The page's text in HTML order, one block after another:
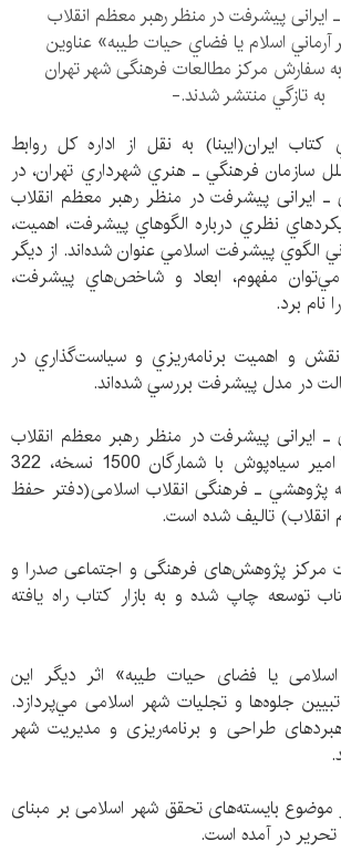
ایرانی پیشرفت در منظر رهبر معظم انقلاب
اسلام يا فضاي حيات طيبه» عناوين
سفارش مركز مطالعات فرهنگی شهر تهران
به تازگي منتشر شدند.-
ايران(ايبنا) به نقل از اداره کل روابط
سازمان فرهنگي ـ هنري شهرداري تهران، در
ـ ایرانی پیشرفت در منظر رهبر معظم انقلاب
نظري درباره الگوهاي پيشرفت، اهميت،
الگوي پيشرفت اسلامي عنوان شده‌اند. از ديگر
مفهوم، ابعاد و شاخص‌هاي ‌پيشرفت،
نام برد.
و اهميت برنامه‌ريزي و سياست‌گذاري در
در مدل پيشرفت بررسي شده‌اند.
ـ ایرانی پیشرفت در منظر رهبر معظم انقلاب
اسلامی» به کوشش امیر سیاه‌پوش با شمارگان 1500 نسخه، 322
پژوهشي ـ فرهنگی انقلاب اسلامی(دفتر حفظ
انقلاب) تالیف شده است.
مرکز پژوهش‌های فرهنگی و اجتماعی صدرا و
توسعه چاپ شده و به بازار كتاب راه يافته
یا فضای حیات طیبه» اثر ديگر اين
جلوه‌ها و تجلیات شهر اسلامی مي‌پردازد.
طراحی و برنامه‌ریزی و مدیریت شهر
موضوع بایسته‌های تحقق شهر اسلامی بر مبنای
در آمده است.